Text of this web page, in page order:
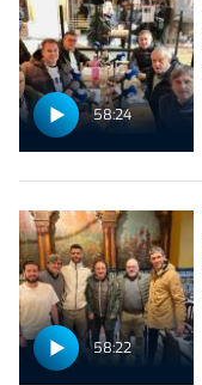
58:24
58:22